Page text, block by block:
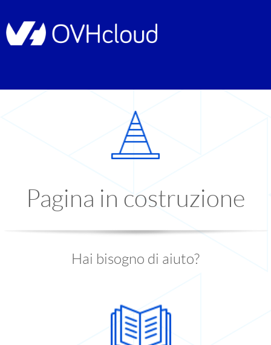
Pagina in costruzione
Hai bisogno di aiuto?